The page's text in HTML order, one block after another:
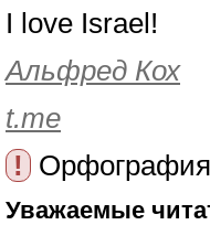
I love Israel!
Альфред Кох
t.me
!
Орфография
Уважаемые